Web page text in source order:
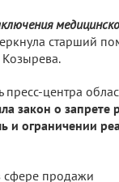
старший
пресс-центра
закон о запрете
и ограничении
сфере продажи